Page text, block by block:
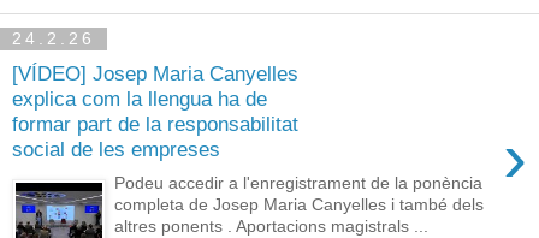
24.2.26
[VÍDEO] Josep Maria Canyelles
explica com la llengua ha de
formar part de la responsabilitat
social de les empreses
›
Podeu accedir a l'enregistrament de la ponència
completa de Josep Maria Canyelles i també dels
altres ponents . Aportacions magistrals ...